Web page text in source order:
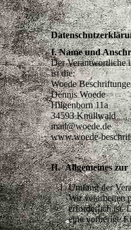
I. Name und
Der Verantwortliche
ist die:
Woede
Dennis Woede
Hilgenborn 11a
34593 Knüllwald
mail@woede.de
www.woede-
II. Allgemeines zur
Umfang der
Wir verarbeiten
erforderlich ist.
eine vorherige